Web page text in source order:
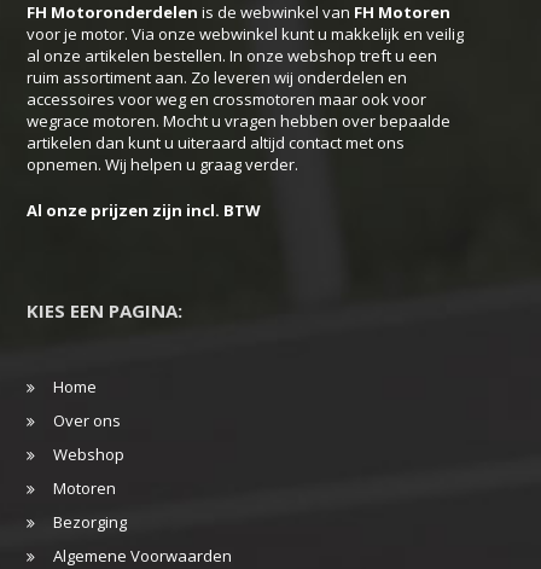
FH Motoronderdelen is de webwinkel van FH Motoren
voor je motor. Via onze webwinkel kunt u makkelijk en veilig
al onze artikelen bestellen. In onze webshop treft u een
ruim assortiment aan. Zo leveren wij onderdelen en
accessoires voor weg en crossmotoren maar ook voor
wegrace motoren. Mocht u vragen hebben over bepaalde
artikelen dan kunt u uiteraard altijd contact met ons
opnemen. Wij helpen u graag verder.
Al onze prijzen zijn incl. BTW
KIES EEN PAGINA:
Home
Over ons
Webshop
Motoren
Bezorging
Algemene Voorwaarden